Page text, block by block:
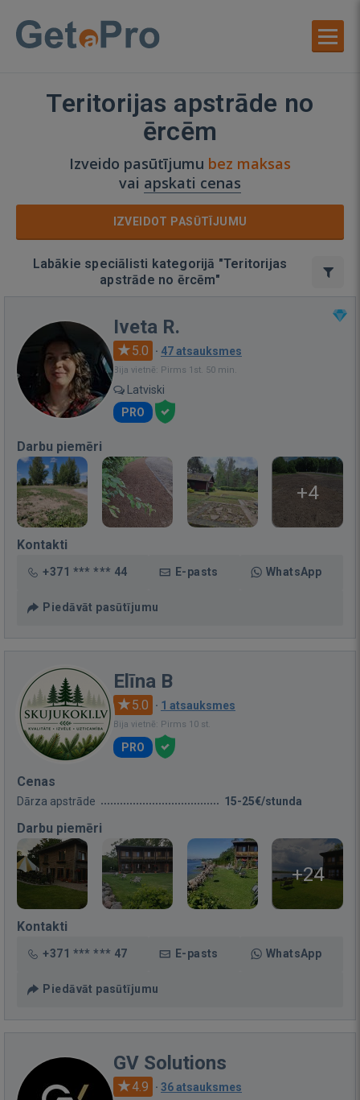
Teritorijas apstrāde no
ērcēm
Izveido pasūtījumu bez maksas
vai apskati cenas
IZVEIDOT PASŪTĪJUMU
Labākie speciālisti kategorijā "Teritorijas
apstrāde no ērcēm"
Iveta R.
5.0 · 47 atsauksmes
Bija vietnē: Pirms 1st. 50 min.
Latviski
PRO
Darbu piemēri
+4
Kontakti
+371 *** *** 44 E-pasts WhatsApp
Piedāvāt pasūtījumu
Elīna B
5.0 · 1 atsauksmes
Bija vietnē: Pirms 10 st.
PRO
Cenas
Dārza apstrāde 15-25€/stunda
Darbu piemēri
+24
Kontakti
+371 *** *** 47 E-pasts WhatsApp
Piedāvāt pasūtījumu
GV Solutions
4.9 · 36 atsauksmes